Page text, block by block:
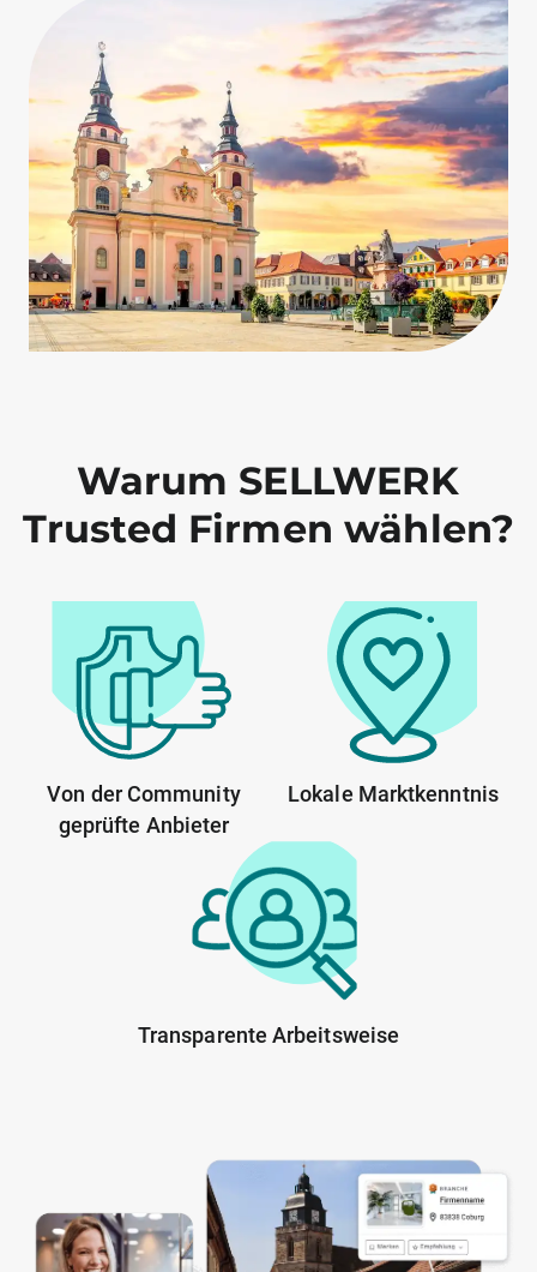
Warum SELLWERK
Trusted Firmen wählen?
Von der Community
geprüfte Anbieter
Lokale Marktkenntnis
Transparente Arbeitsweise